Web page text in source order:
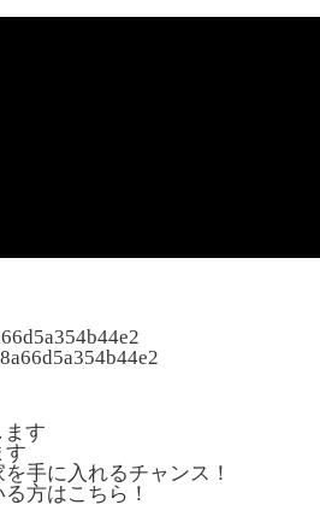
す
手に入れるチャンス！
方はこちら！